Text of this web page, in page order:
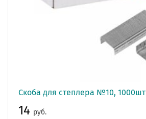
Скоба для степлера №10, 1000шт
14 руб.